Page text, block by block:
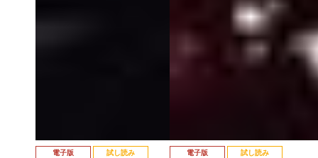
電子版 試し読み 電子版 試し読み